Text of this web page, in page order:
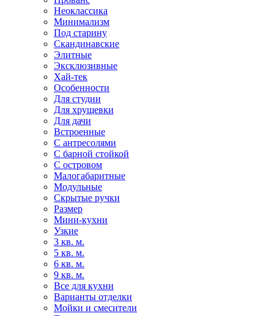
Неоклассика
Минимализм
Под старину
Скандинавские
Элитные
Эксклюзивные
Хай-тек
Особенности
Для студии
Для хрущевки
Для дачи
Встроенные
С антресолями
С барной стойкой
С островом
Малогабаритные
Модульные
Скрытые ручки
Размер
Мини-кухни
Узкие
3 кв. м.
5 кв. м.
6 кв. м.
9 кв. м.
Все для кухни
Варианты отделки
Мойки и смесители